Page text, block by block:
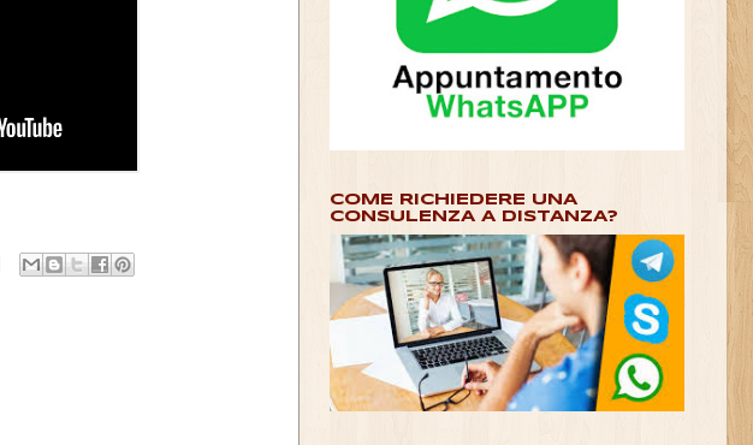
COME RICHIEDERE UNA
CONSULENZA A DISTANZA?